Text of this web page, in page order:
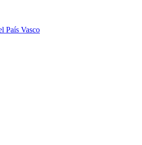
País Vasco